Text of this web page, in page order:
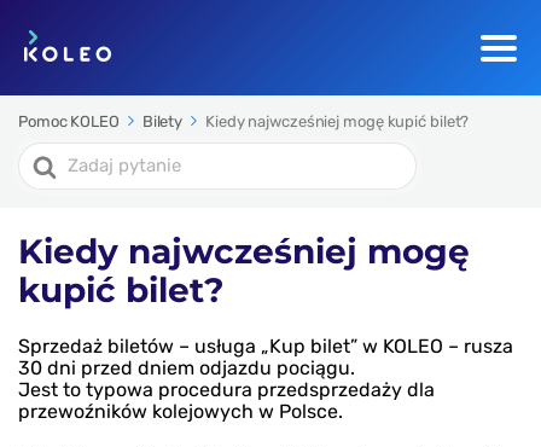
Pomoc KOLEO Bilety Kiedy najwcześniej mogę kupić bilet?
Search
For
Kiedy najwcześniej mogę
kupić bilet?
Sprzedaż biletów – usługa „Kup bilet” w KOLEO – rusza
30 dni przed dniem odjazdu pociągu.
Jest to typowa procedura przedsprzedaży dla
przewoźników kolejowych w Polsce.